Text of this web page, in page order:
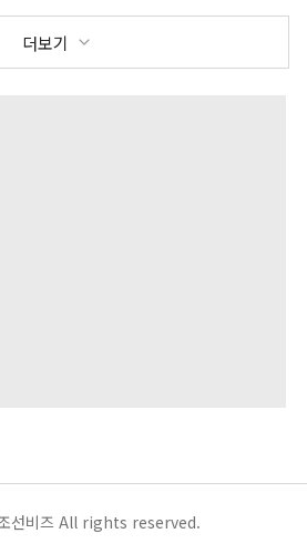
더보기
선비즈 All rights reserved.